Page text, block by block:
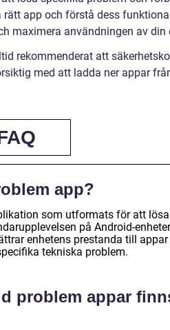
rätt app och förstå dess
maximera användningen av din
rekommenderat att
med att ladda ner appar
app?
som utformats för att lösa
på Android-
enhetens prestanda till
tekniska problem.
problem appar